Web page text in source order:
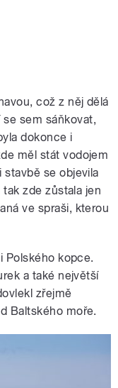
což z něj dělá
sem sáňkovat,
dokonce i
měl stát vodojem
se objevila
zde zůstala jen
ve spraši, kterou
Polského kopce.
a také největší
zřejmě
Baltského moře.